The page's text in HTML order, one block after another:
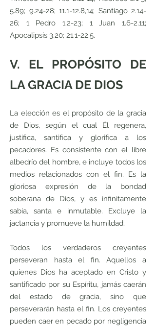
5.89; 9.24-28; 11.1-12.8,14; Santiago 2.14-
26; 1 Pedro 1.2-23; 1 Juan 1.6-2.11;
Apocalipsis 3.20; 21.1-22.5.
V. EL PROPÓSITO DE
LA GRACIA DE DIOS
La elección es el propósito de la gracia
de Dios, según el cual Él regenera,
justifica, santifica y glorifica a los
pecadores. Es consistente con el libre
albedrío del hombre, e incluye todos los
medios relacionados con el fin. Es la
gloriosa expresión de la bondad
soberana de Dios, y es infinitamente
sabia, santa e inmutable. Excluye la
jactancia y promueve la humildad.
Todos los verdaderos creyentes
perseveran hasta el fin. Aquellos a
quienes Dios ha aceptado en Cristo y
santificado por su Espíritu, jamás caerán
del estado de gracia, sino que
perseverarán hasta el fin. Los creyentes
pueden caer en pecado por negligencia